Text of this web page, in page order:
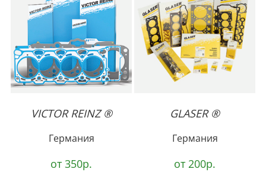
VICTOR REINZ ®
Германия
от 350р.
GLASER ®
Германия
от 200р.